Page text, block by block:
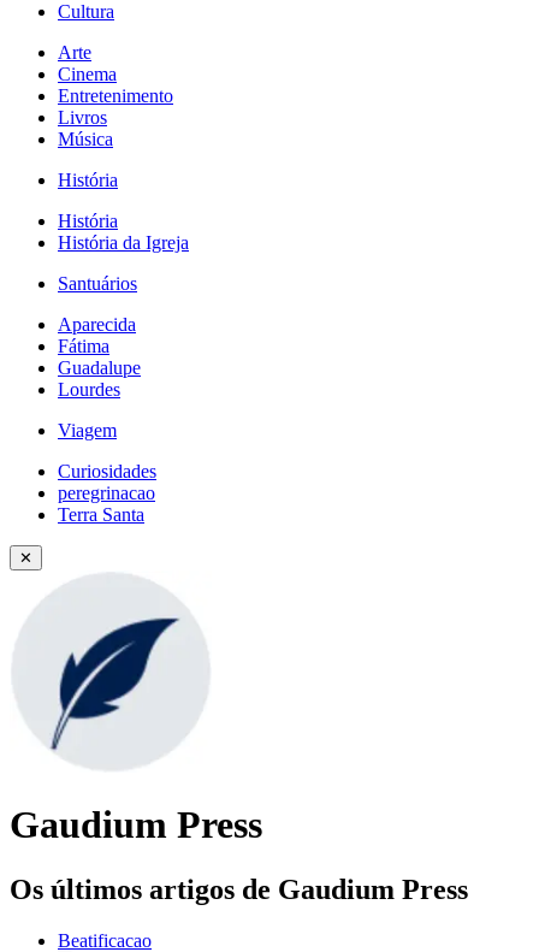
Cultura
Arte
Cinema
Entretenimento
Livros
Música
História
História
História da Igreja
Santuários
Aparecida
Fátima
Guadalupe
Lourdes
Viagem
Curiosidades
peregrinacao
Terra Santa
✕
Gaudium Press
Os últimos artigos de Gaudium Press
Beatificacao